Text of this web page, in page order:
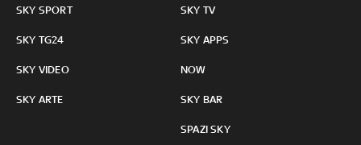
SKY SPORT
SKY TG24
SKY VIDEO
SKY ARTE
SKY TV
SKY APPS
NOW
SKY BAR
SPAZI SKY